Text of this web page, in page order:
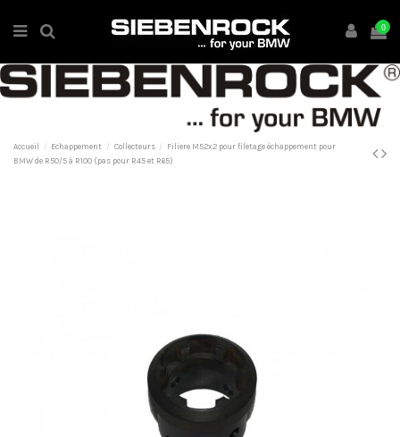
0
Accueil Echappement Collecteurs
Filiere M52x2 pour filetage échappement pour
BMW de R50/5 à R100 (pas pour R45 et R65)